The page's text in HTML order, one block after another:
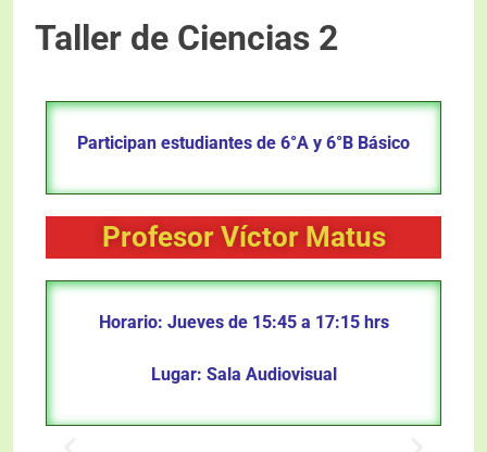
Taller de Ciencias 2
Participan estudiantes de 6°A y 6°B Básico
Profesor Víctor Matus
Horario: Jueves de 15:45 a 17:15 hrs
Lugar: Sala Audiovisual